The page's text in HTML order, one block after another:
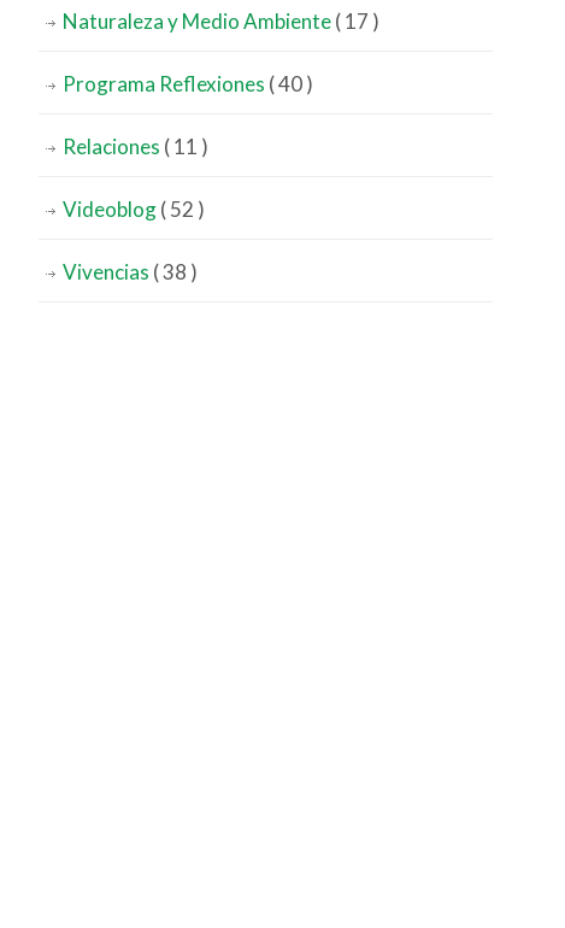
Naturaleza y Medio Ambiente( 17 )
Programa Reflexiones ( 40 )
Relaciones ( 11 )
Videoblog( 52 )
Vivencias ( 38 )